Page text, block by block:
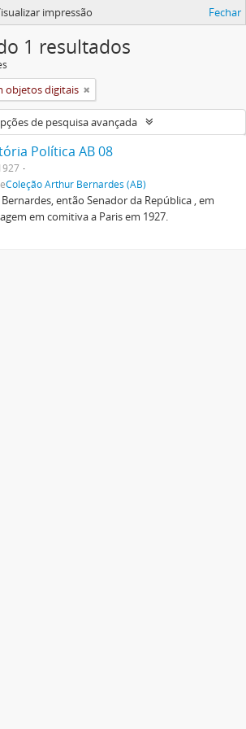
impressão Fechar
1 resultados
objetos digitais
de pesquisa avançada
Política AB 08
Coleção Arthur Bernardes (AB)
então Senador da República , em
em comitiva a Paris em 1927.